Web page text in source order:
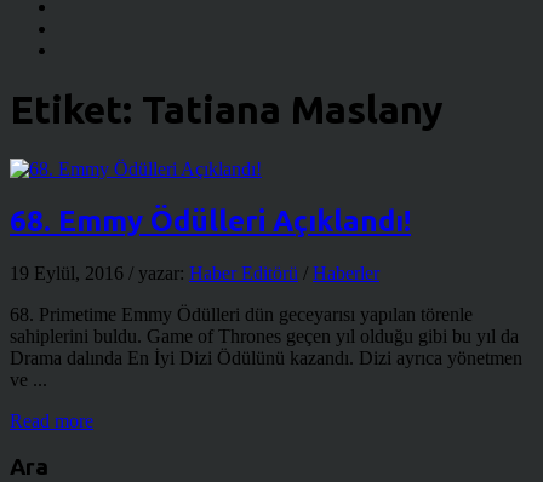
Etiket: Tatiana Maslany
68. Emmy Ödülleri Açıklandı!
19 Eylül, 2016 / yazar: Haber Editörü / Haberler
68. Primetime Emmy Ödülleri dün geceyarısı yapılan törenle
sahiplerini buldu. Game of Thrones geçen yıl olduğu gibi bu yıl da
Drama dalında En İyi Dizi Ödülünü kazandı. Dizi ayrıca yönetmen
ve ...
Read more
Ara